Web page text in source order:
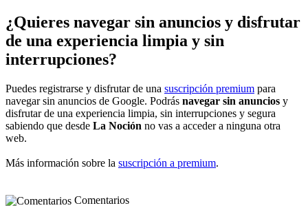
¿Quieres navegar sin anuncios y disfrutar
de una experiencia limpia y sin
interrupciones?
Puedes registrarse y disfrutar de una suscripción premium para
navegar sin anuncios de Google. Podrás navegar sin anuncios y
disfrutar de una experiencia limpia, sin interrupciones y segura
sabiendo que desde La Noción no vas a acceder a ninguna otra
web.
Más información sobre la suscripción a premium.
Comentarios